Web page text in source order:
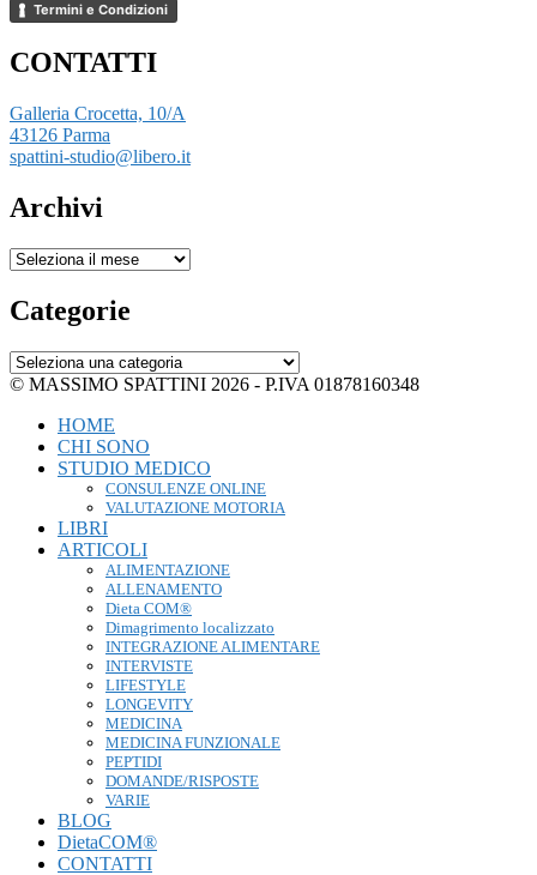
Termini e Condizioni
CONTATTI
Galleria Crocetta, 10/A
43126 Parma
spattini-studio@libero.it
Archivi
Archivi
Categorie
Categorie
© MASSIMO SPATTINI 2026 - P.IVA 01878160348
HOME
CHI SONO
STUDIO MEDICO
CONSULENZE ONLINE
VALUTAZIONE MOTORIA
LIBRI
ARTICOLI
ALIMENTAZIONE
ALLENAMENTO
Dieta COM®
Dimagrimento localizzato
INTEGRAZIONE ALIMENTARE
INTERVISTE
LIFESTYLE
LONGEVITY
MEDICINA
MEDICINA FUNZIONALE
PEPTIDI
DOMANDE/RISPOSTE
VARIE
BLOG
DietaCOM®
CONTATTI